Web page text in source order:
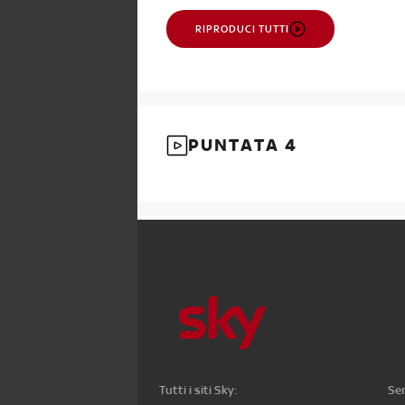
RIPRODUCI TUTTI
PUNTATA 4
Tutti i siti Sky: